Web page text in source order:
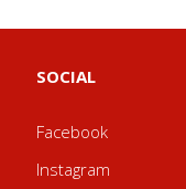
SOCIAL
Facebook
Instagram